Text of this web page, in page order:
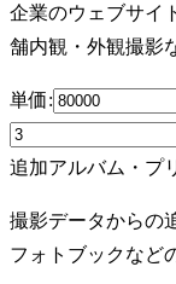
企業のウェブサイ
舗内観・外観撮影
単価:
追加アルバム・プ
撮影データからの
フォトブックなど